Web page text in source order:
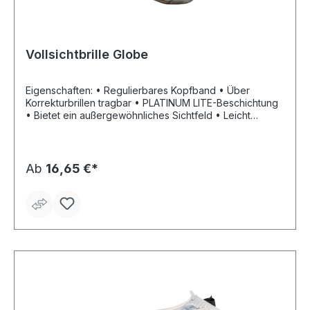
Vollsichtbrille Globe
Eigenschaften: • Regulierbares Kopfband • Über
Korrekturbrillen tragbar • PLATINUM LITE-Beschichtung
• Bietet ein außergewöhnliches Sichtfeld • Leicht
Zulassung/Norm: EN 166 Material: PVC Scheibenfarbe:
Ab 16,65 €*